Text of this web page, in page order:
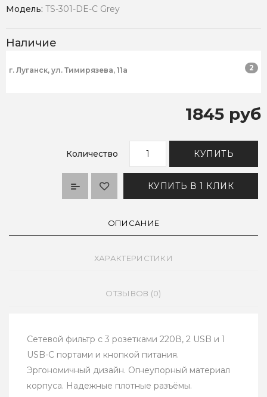
Модель: TS-301-DE-C Grey
Наличие
г. Луганск, ул. Тимирязева, 11а 2
1845 руб
Количество КУПИТЬ
КУПИТЬ В 1 КЛИК
ОПИСАНИЕ
ХАРАКТЕРИСТИКИ
ОТЗЫВОВ (0)
Сетевой фильтр с 3 розетками 220В, 2 USB и 1
USB-C портами и кнопкой питания.
Эргономичный дизайн. Огнеупорный материал
корпуса. Надежные плотные разъёмы.